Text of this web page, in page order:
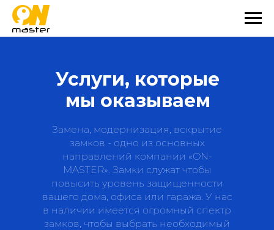
Услуги, которые
мы оказываем
Замена, модернизация, вскрытие
замков - одно из основных
направлений компании «ON-
MASTER». Замки служат чтобы
повысить уровень защищенности
вашего дома, офиса или гаража. У нас
в наличии имеется огромный спектр
замков, чтобы выбрать необходимый